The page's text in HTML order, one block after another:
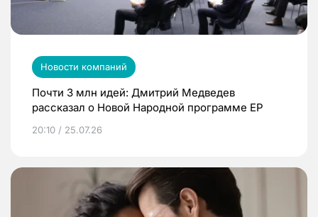
Новости компаний
Почти 3 млн идей: Дмитрий Медведев
рассказал о Новой Народной программе ЕР
20:10 / 25.07.26